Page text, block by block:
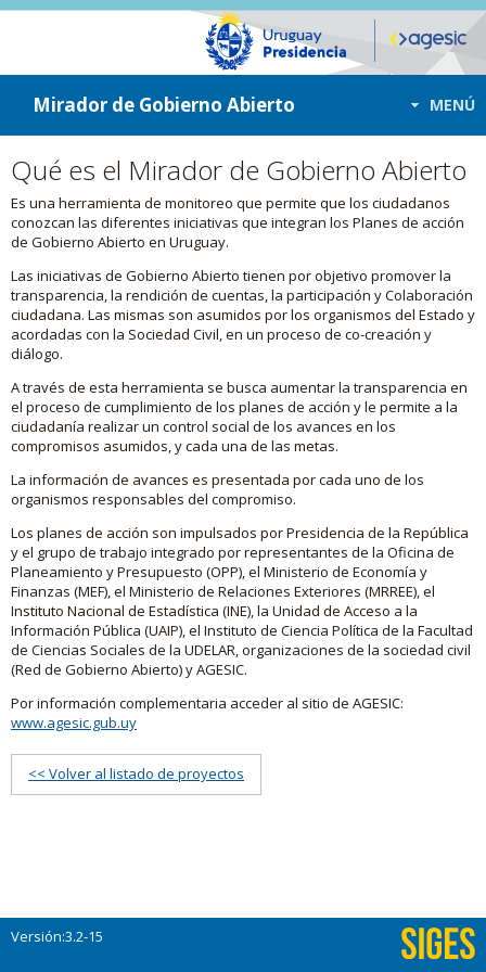
ir a contenido
ir al menú
Mirador de Gobierno Abierto MENÚ
Qué es el Mirador de Gobierno Abierto
Es una herramienta de monitoreo que permite que los ciudadanos
conozcan las diferentes iniciativas que integran los Planes de acción
de Gobierno Abierto en Uruguay.
Las iniciativas de Gobierno Abierto tienen por objetivo promover la
transparencia, la rendición de cuentas, la participación y Colaboración
ciudadana. Las mismas son asumidos por los organismos del Estado y
acordadas con la Sociedad Civil, en un proceso de co-creación y
diálogo.
A través de esta herramienta se busca aumentar la transparencia en
el proceso de cumplimiento de los planes de acción y le permite a la
ciudadanía realizar un control social de los avances en los
compromisos asumidos, y cada una de las metas.
La información de avances es presentada por cada uno de los
organismos responsables del compromiso.
Los planes de acción son impulsados por Presidencia de la República
y el grupo de trabajo integrado por representantes de la Oficina de
Planeamiento y Presupuesto (OPP), el Ministerio de Economía y
Finanzas (MEF), el Ministerio de Relaciones Exteriores (MRREE), el
Instituto Nacional de Estadística (INE), la Unidad de Acceso a la
Información Pública (UAIP), el Instituto de Ciencia Política de la Facultad
de Ciencias Sociales de la UDELAR, organizaciones de la sociedad civil
(Red de Gobierno Abierto) y AGESIC.
Por información complementaria acceder al sitio de AGESIC:
www.agesic.gub.uy
<< Volver al listado de proyectos
Versión:3.2-15